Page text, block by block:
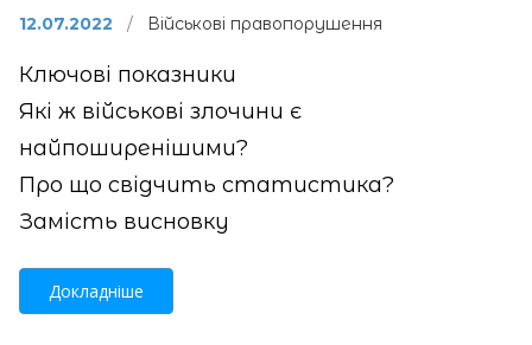
12.07.2022 / Військові правопорушення
Ключові показники
Які ж військові злочини є
найпоширенішими?
Про що свідчить статистика?
Замість висновку
Докладніше